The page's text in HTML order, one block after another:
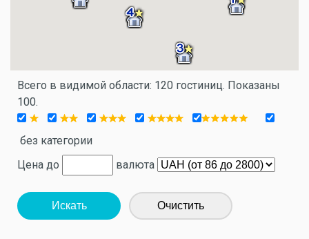
Всего в видимой области: 120 гостиниц. Показаны
100.
без категории
Цена до
валюта
Искать Очистить